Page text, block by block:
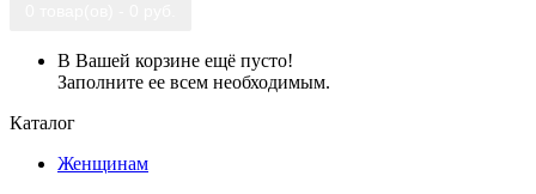
В Вашей корзине ещё пусто!
Заполните ее всем необходимым.
Каталог
Женщинам